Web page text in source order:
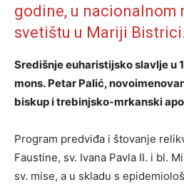
godine, u nacionalnom
svetištu u Mariji Bistrici.
Središnje euharistijsko slavlje u
mons. Petar Palić,
biskup i trebinjsko-mrkanski
Program predviđa i štovanje
Faustine, sv. Ivana Pavla II. i bl.
sv. mise, a u skladu s